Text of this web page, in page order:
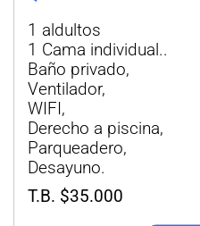
1 aldultos
1 Cama individual..
Baño privado,
Ventilador,
WIFI,
Derecho a piscina,
Parqueadero,
Desayuno.
T.B. $35.000